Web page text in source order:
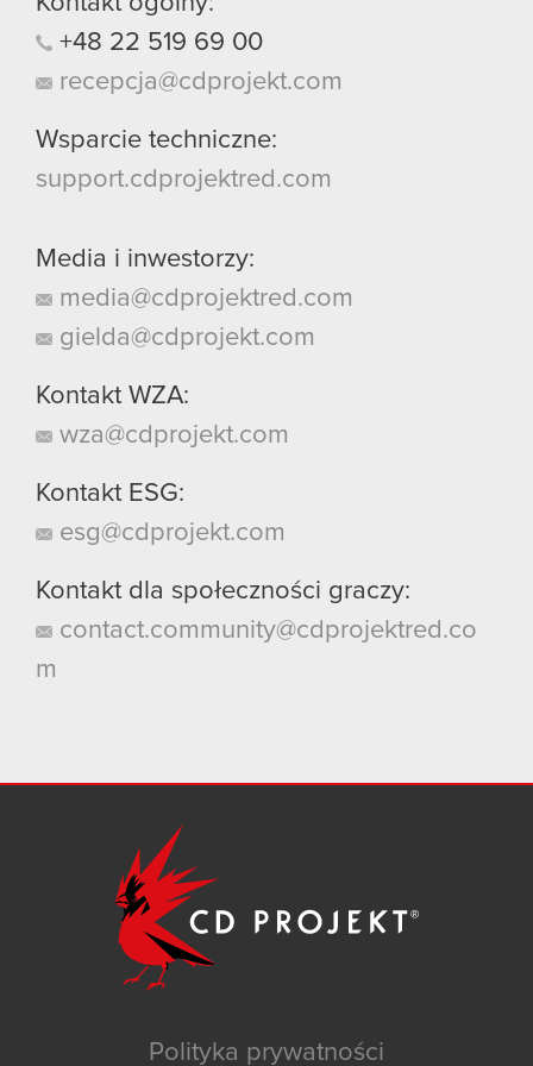
+48 22 519 69 00
recepcja@cdprojekt.com
Wsparcie techniczne:
support.cdprojektred.com
Media i inwestorzy:
media@cdprojektred.com
gielda@cdprojekt.com
Kontakt WZA:
wza@cdprojekt.com
Kontakt ESG:
esg@cdprojekt.com
Kontakt dla społeczności graczy:
contact.community@cdprojektred.co
m
Polityka prywatności